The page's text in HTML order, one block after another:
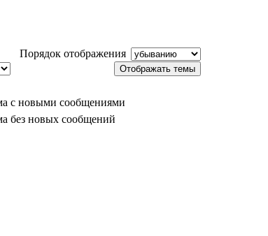
Порядок отображения
с новыми сообщениями
без новых сообщений